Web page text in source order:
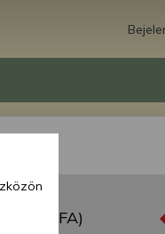
Ft + ÁFA)